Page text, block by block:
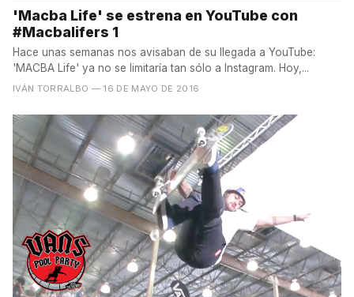
'Macba Life' se estrena en YouTube con
#Macbalifers 1
Hace unas semanas nos avisaban de su llegada a YouTube:
'MACBA Life' ya no se limitaría tan sólo a Instagram. Hoy,...
IVÁN TORRALBO — 16 DE MAYO DE 2016